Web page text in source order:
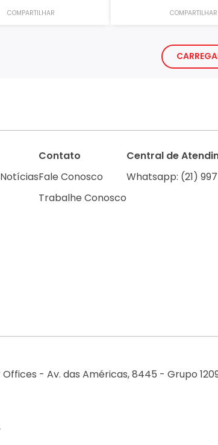
COMPARTILHAR COMPARTILHAR
Contato
Fale Conosco
Trabalhe Conosco
Central de
Whatsapp: (21)
- Av. das Américas, 8445 - Grupo